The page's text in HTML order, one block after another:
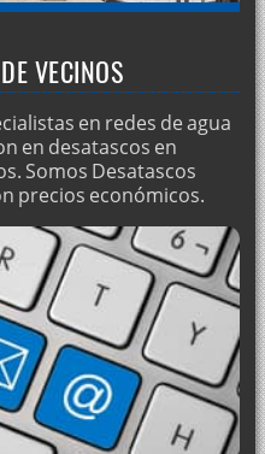
vecinos
sépticos
VECINOS
en redes de agua
en desatascos en
Somos Desatascos
precios económicos.